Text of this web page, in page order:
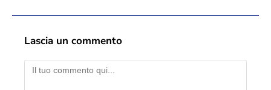
Lascia un commento